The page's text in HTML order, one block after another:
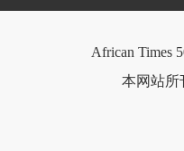
African Times
本网站所